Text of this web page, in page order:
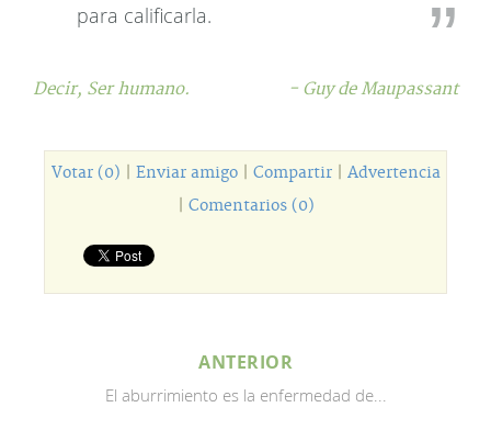
para calificarla.
Decir, Ser humano. - Guy de Maupassant
Votar (0) Enviar amigo| Compartir| Advertencia
Comentarios (0)
ANTERIOR
El aburrimiento es la enfermedad de...